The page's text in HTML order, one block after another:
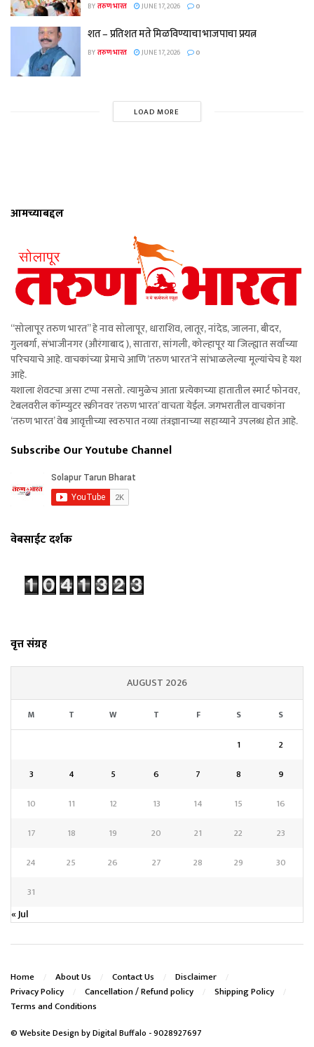
BYतरुण भारत JUNE 17, 2026 0
शत – प्रतिशत मते मिळविण्याचा भाजपाचा प्रयत्न
BYतरुण भारत JUNE 17, 2026 0
LOAD MORE
आमच्याबद्दल
“सोलापूर तरुण भारत” हे नाव सोलापूर, धाराशिव, लातूर, नांदेड, जालना, बीदर,
गुलबर्गा, संभाजीनगर (औरंगाबाद ), सातारा, सांगली, कोल्हापूर या जिल्ह्यात सर्वांच्या
परिचयाचे आहे. वाचकांच्या प्रेमाचे आणि ‘तरुण भारत’ने सांभाळलेल्या मूल्यांचेच हे यश
आहे.
यशाला शेवटचा असा टप्पा नसतो. त्यामुळेच आता प्रत्येकाच्या हातातील स्मार्ट फोनवर,
टेबलवरील कॉम्प्युटर स्क्रीनवर ‘तरुण भारत’ वाचता येईल. जगभरातील वाचकांना
‘तरुण भारत’ वेब आवृत्तीच्या स्वरुपात नव्या तंत्रज्ञानाच्या सहाय्याने उपलब्ध होत आहे.
Subscribe Our Youtube Channel
वेबसाईट दर्शक
वृत्त संग्रह
AUGUST 2026
M T W T F S S
1
2
3
4 5 6 7 8
9
10
11 12 13 14 15
16
17
18 19 20 21 22
23
24
25 26 27 28 29
30
31
« Jul
Home About Us Contact Us
Disclaimer
Privacy Policy
Cancellation / Refund policy
Shipping Policy
Terms and Conditions
© Website Design byDigital Buffalo - 9028927697